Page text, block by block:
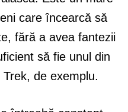
care încearcă să
fără a avea fantezii
să fie unul din
de exemplu.